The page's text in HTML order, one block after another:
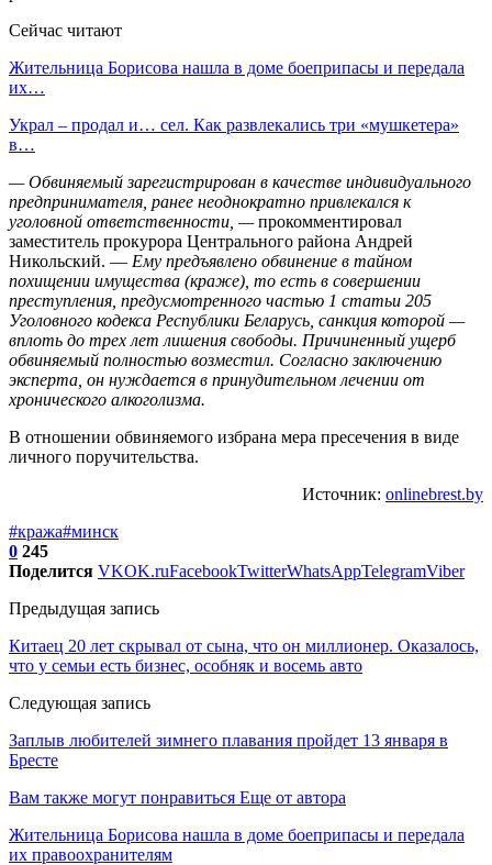
Сейчас читают
Жительница Борисова нашла в доме боеприпасы и передала
их…
Украл – продал и… сел. Как развлекались три «мушкетера»
в…
— Обвиняемый зарегистрирован в качестве индивидуального
предпринимателя, ранее неоднократно привлекался к
уголовной ответственности, —прокомментировал
заместитель прокурора Центрального района Андрей
Никольский. — Ему предъявлено обвинение в тайном
похищении имущества (краже), то есть в совершении
преступления, предусмотренного частью 1 статьи 205
Уголовного кодекса Республики Беларусь, санкция которой —
вплоть до трех лет лишения свободы. Причиненный ущерб
обвиняемый полностью возместил. Согласно заключению
эксперта, он нуждается в принудительном лечении от
хронического алкоголизма.
В отношении обвиняемого избрана мера пресечения в виде
личного поручительства.
Источник: onlinebrest.by
#кража#минск
0 245
Поделится VKOK.ruFacebookTwitterWhatsAppTelegramViber
Предыдущая запись
Китаец 20 лет скрывал от сына, что он миллионер. Оказалось,
что у семьи есть бизнес, особняк и восемь авто
Следующая запись
Заплыв любителей зимнего плавания пройдет 13 января в
Бресте
Вам также могут понравиться Еще от автора
Жительница Борисова нашла в доме боеприпасы и передала
их правоохранителям